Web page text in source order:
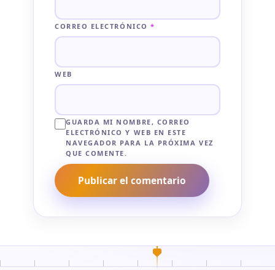
CORREO ELECTRÓNICO*
WEB
GUARDA MI NOMBRE, CORREO
ELECTRÓNICO Y WEB EN ESTE
NAVEGADOR PARA LA PRÓXIMA VEZ
QUE COMENTE.